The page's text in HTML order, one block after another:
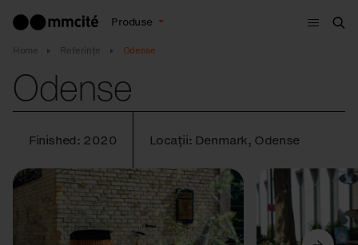
Produse
Meniu
Home Referințe Odense
Odense
Finished: 2020 Locații: Denmark, Odense